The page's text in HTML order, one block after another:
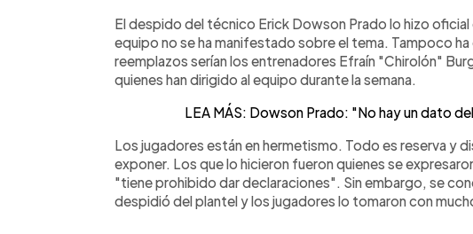
El despido del técnico Erick Dowson Prado lo hizo
equipo no se ha manifestado sobre el tema. Tampoco
reemplazos serían los entrenadores Efraín "Chirolón"
quienes han dirigido al equipo durante la semana.
LEA MÁS: Dowson Prado: "No hay un dato
Los jugadores están en hermetismo. Todo es reserva y
exponer. Los que lo hicieron fueron quienes se
"tiene prohibido dar declaraciones". Sin embargo, se
despidió del plantel y los jugadores lo tomaron con